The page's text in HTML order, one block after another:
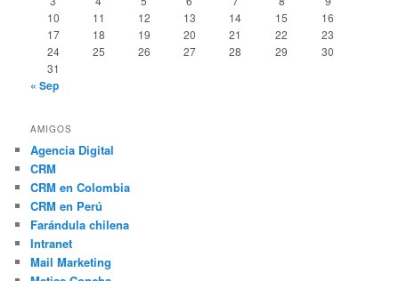
10
11 12 13 14 15
16
17
18 19 20 21 22
23
24
25 26 27 28 29
30
31
« Sep
AMIGOS
Agencia Digital
CRM
CRM en Colombia
CRM en Perú
Farándula chilena
Intranet
Mail Marketing